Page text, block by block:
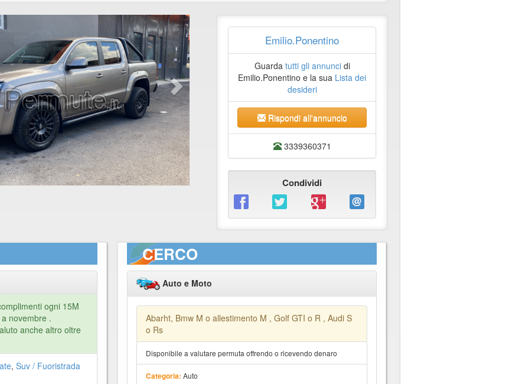
Emilio.Ponentino
Guarda tutti gli annuncidi
Emilio.Ponentino e la sua Lista dei
desideri
Rispondi all'annuncio
3339360371
Condividi
ogni 15M
novembre .
anche altro oltre
, Suv / Fuoristrada
CERCO
Auto e Moto
Abarht, Bmw M o allestimento M , Golf GTI o R , Audi S
o Rs
Disponibile a valutare permuta offrendo o ricevendo denaro
Categoria: Auto